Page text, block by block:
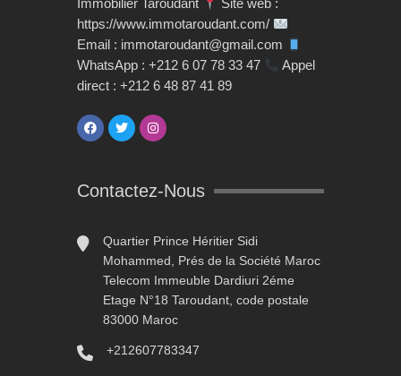
Immobilier Taroudant
Site web :
https://www.immotaroudant.com/
Email : immotaroudant@gmail.com
WhatsApp : +212 6 07 78 33 47
Appel
direct : +212 6 48 87 41 89
Contactez-Nous
Quartier Prince Héritier Sidi
Mohammed, Prés de la Société Maroc
Telecom Immeuble Dardiuri 2éme
Etage N°18 Taroudant, code postale
83000 Maroc
+212607783347